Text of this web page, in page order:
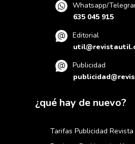
Whatsapp/
635 045 915
Editorial
Publicidad
¿qué hay de nuevo?
Tarifas Publicidad Revista